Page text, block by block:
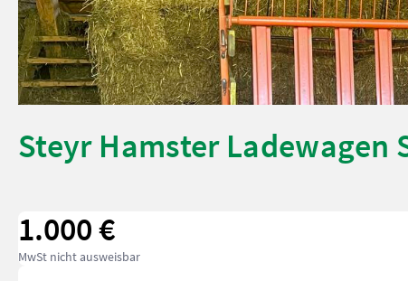
Steyr Hamster Ladewagen
1.000 €
MwSt nicht ausweisbar